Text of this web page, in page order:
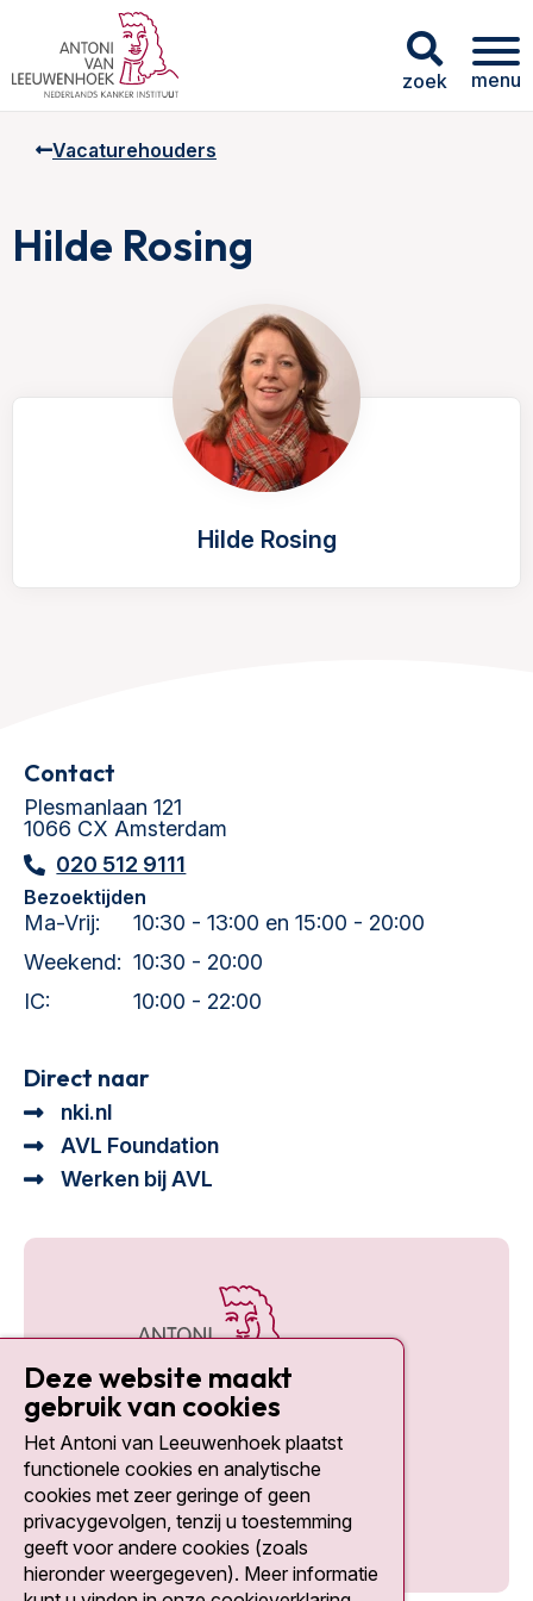
zoek menu
Vacaturehouders
Hilde Rosing
Hilde Rosing
Contact
Plesmanlaan 121
1066 CX Amsterdam
020 512 9111
Bezoektijden
Ma-Vrij:
10:30 - 13:00 en 15:00 - 20:00
Weekend: 10:30 - 20:00
IC:
10:00 - 22:00
Direct naar
nki.nl
AVL Foundation
Werken bij AVL
Social media
Deze website maakt
gebruik van cookies
Het Antoni van Leeuwenhoek plaatst
functionele cookies en analytische
cookies met zeer geringe of geen
privacygevolgen, tenzij u toestemming
geeft voor andere cookies (zoals
hieronder weergegeven). Meer informatie